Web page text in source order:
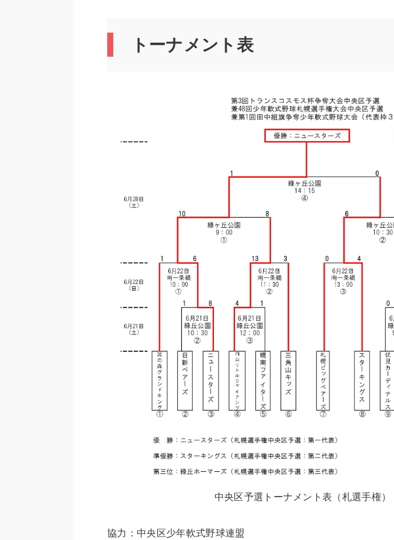
トーナメント表
中央区予選トーナメント表（札選手権）
協力：中央区少年軟式野球連盟